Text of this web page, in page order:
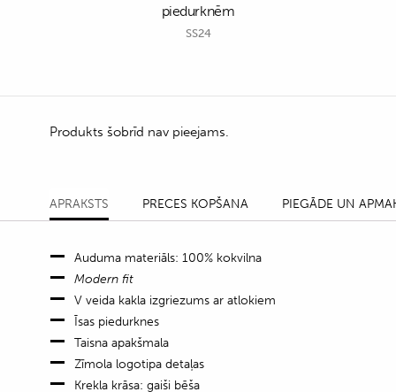
piedurknēm
SS24
Produkts šobrīd nav pieejams.
APRAKSTS PRECES KOPŠANA PIEGĀDE UN
Auduma materiāls: 100% kokvilna
Modern fit
V veida kakla izgriezums ar atlokiem
Īsas piedurknes
Taisna apakšmala
Zīmola logotipa detaļas
Krekla krāsa: gaiši bēša